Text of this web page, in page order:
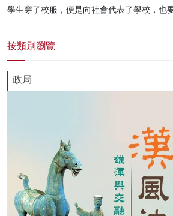
學生穿了校服，便是向社會代表了學校，也
按類別瀏覽
政局